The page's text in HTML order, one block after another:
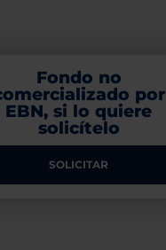
Fondo no
por
EBN, si lo quiere
solicítelo
SOLICITAR